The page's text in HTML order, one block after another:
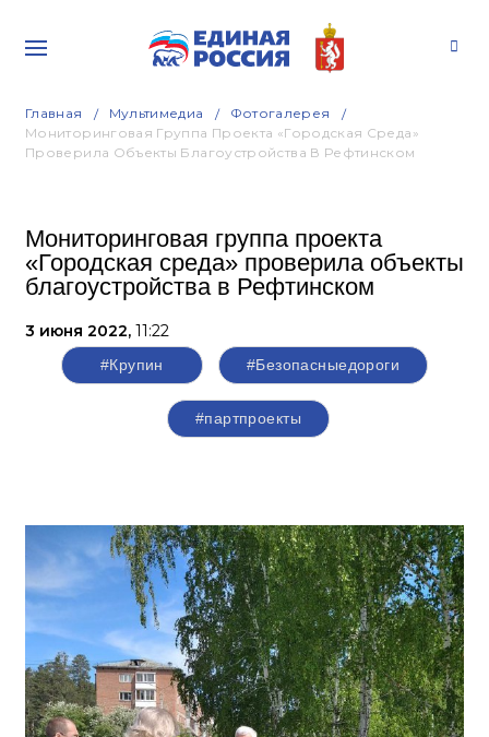
Главная Мультимедиа
Фотогалерея
Мониторинговая Группа Проекта «Городская Среда»
Проверила Объекты Благоустройства В Рефтинском
Мониторинговая группа проекта
«Городская среда» проверила объекты
благоустройства в Рефтинском
3 июня 2022, 11:22
#Крупин #Безопасныедороги
#партпроекты